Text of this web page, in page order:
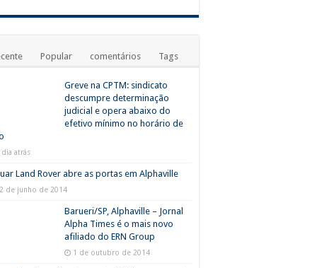
Popular comentários Tags
Greve na CPTM: sindicato
descumpre determinação
judicial e opera abaixo do
efetivo mínimo no horário de
dia atrás
Land Rover abre as portas em Alphaville
de junho de 2014
Barueri/SP, Alphaville – Jornal
Alpha Times é o mais novo
afiliado do ERN Group
1 de outubro de 2014